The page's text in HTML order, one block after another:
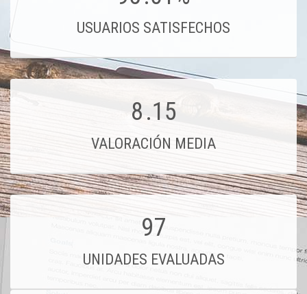
USUARIOS SATISFECHOS
8.15
VALORACIÓN MEDIA
97
UNIDADES EVALUADAS